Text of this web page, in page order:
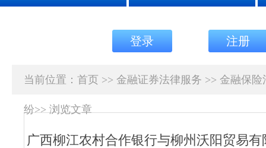
登录 注册
当前位置： 首页 >> 金融证券法律服务 >> 金融保险
纷>>浏览文章
广西柳江农村合作银行与柳州沃阳贸易